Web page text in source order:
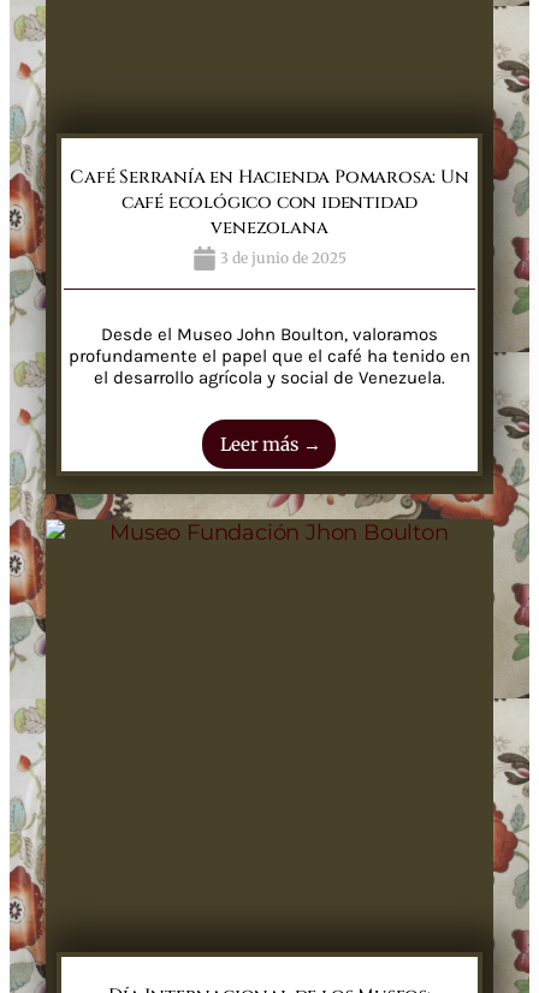
Café Serranía en Hacienda Pomarosa: Un
café ecológico con identidad
venezolana
3 de junio de 2025
Desde el Museo John Boulton, valoramos
profundamente el papel que el café ha tenido en
el desarrollo agrícola y social de Venezuela.
Leer más →